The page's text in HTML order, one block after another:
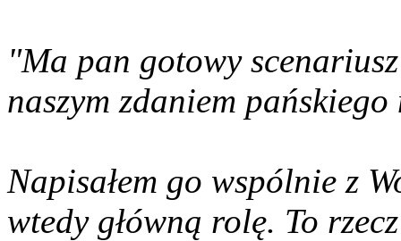
"Ma pan gotowy
naszym zdaniem
Napisałem go wspólnie z
wtedy główną rolę. To